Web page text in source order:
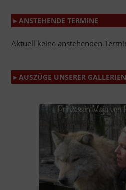
▸ ANSTEHENDE TERMINE
Aktuell keine anstehenden
▸ AUSZÜGE UNSERER GALLERIEN